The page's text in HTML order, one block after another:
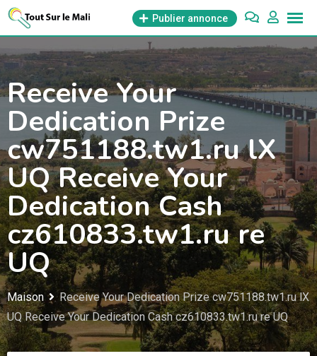
Aller
Publier annonce
Receive Your
Dedication Prize
cw751188.tw1.ru lX
UQ Receive Your
Dedication Cash
cz610833.tw1.ru re
UQ
Maison
Receive Your Dedication Prize cw751188.tw1.ru lX
UQ Receive Your Dedication Cash cz610833.tw1.ru re UQ